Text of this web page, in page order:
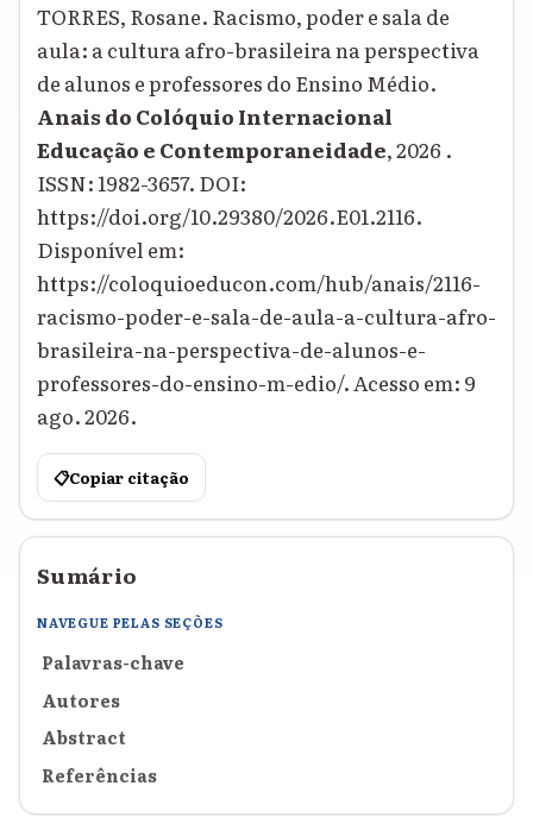
TORRES, Rosane. Racismo, poder e sala de
aula: a cultura afro-brasileira na perspectiva
de alunos e professores do Ensino Médio.
Anais do Colóquio Internacional
Educação e Contemporaneidade, 2026 .
ISSN: 1982-3657. DOI:
https://doi.org/10.29380/2026.E01.2116.
Disponível em:
https://coloquioeducon.com/hub/anais/2116-
racismo-poder-e-sala-de-aula-a-cultura-afro-
brasileira-na-perspectiva-de-alunos-e-
professores-do-ensino-m-edio/. Acesso em: 9
ago. 2026.
📋Copiar citação
Sumário
NAVEGUE PELAS SEÇÕES
Palavras-chave
Autores
Abstract
Referências